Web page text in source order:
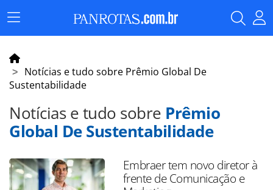
Menu
Principal
Notícias e tudo sobre Prêmio Global De
Sustentabilidade
Notícias e tudo sobre Prêmio
Global De Sustentabilidade
Embraer tem novo diretor à
frente de Comunicação e